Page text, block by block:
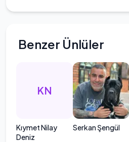
Benzer Ünlüler
KN
Kıymet Nilay
Deniz
Serkan Şengül